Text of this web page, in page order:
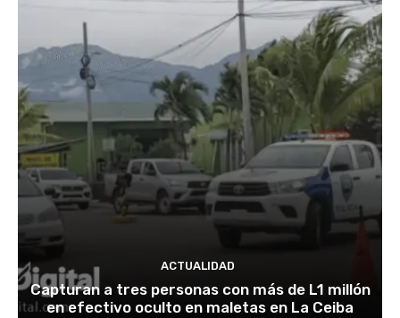
ACTUALIDAD
Capturan a tres personas con más de L1 millón
en efectivo oculto en maletas en La Ceiba